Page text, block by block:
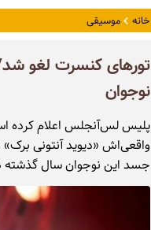
خانه موسیقی
تورهای کنسرت لغو
نوجوان
جسد این نوجوان سال گذشته